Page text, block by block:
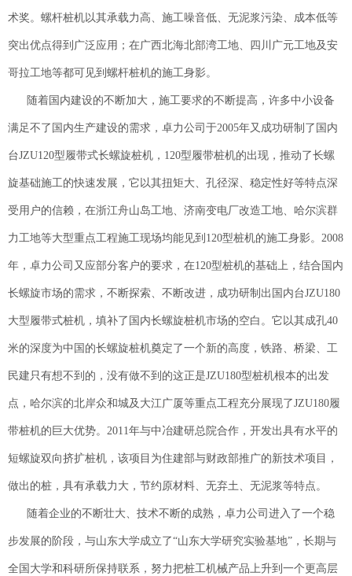
术奖。螺杆桩机以其承载力高、施工噪音低、无泥浆污染、成本低等
突出优点得到广泛应用；在广西北海北部湾工地、四川广元工地及安
哥拉工地等都可见到螺杆桩机的施工身影。
随着国内建设的不断加大，施工要求的不断提高，许多中小设备
满足不了国内生产建设的需求，卓力公司于2005年又成功研制了国内
台JZU120型履带式长螺旋桩机，120型履带桩机的出现，推动了长螺
旋基础施工的快速发展，它以其扭矩大、孔径深、稳定性好等特点深
受用户的信赖，在浙江舟山岛工地、济南变电厂改造工地、哈尔滨群
力工地等大型重点工程施工现场均能见到120型桩机的施工身影。2008
年，卓力公司又应部分客户的要求，在120型桩机的基础上，结合国内
长螺旋市场的需求，不断探索、不断改进，成功研制出国内台JZU180
大型履带式桩机，填补了国内长螺旋桩机市场的空白。它以其成孔40
米的深度为中国的长螺旋桩机奠定了一个新的高度，铁路、桥梁、工
民建只有想不到的，没有做不到的这正是JZU180型桩机根本的出发
点，哈尔滨的北岸众和城及大江广厦等重点工程充分展现了JZU180履
带桩机的巨大优势。2011年与中冶建研总院合作，开发出具有水平的
短螺旋双向挤扩桩机，该项目为住建部与财政部推广的新技术项目，
做出的桩，具有承载力大，节约原材料、无弃土、无泥浆等特点。
随着企业的不断壮大、技术不断的成熟，卓力公司进入了一个稳
步发展的阶段，与山东大学成立了“山东大学研究实验基地”，长期与
全国大学和科研所保持联系，努力把桩工机械产品上升到一个更高层